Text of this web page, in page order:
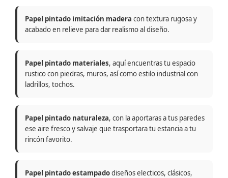
Papel pintado imitación madera con textura rugosa y
acabado en relieve para dar realismo al diseño.
Papel pintado materiales, aquí encuentras tu espacio
rustico con piedras, muros, así como estilo industrial con
ladrillos, tochos.
Papel pintado naturaleza, con la aportaras a tus paredes
ese aire fresco y salvaje que trasportara tu estancia a tu
rincón favorito.
Papel pintado estampadodiseños electicos, clásicos,